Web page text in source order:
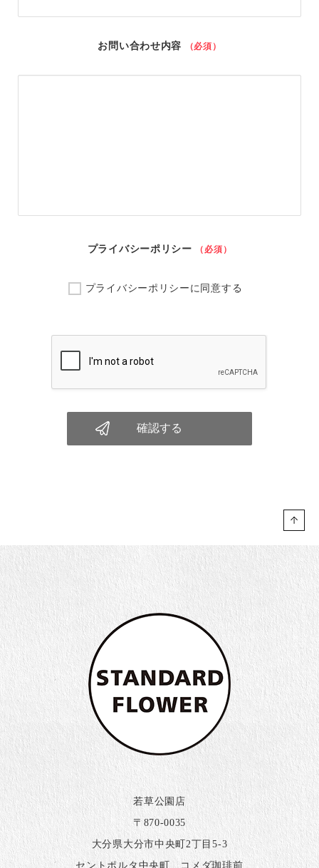
お問い合わせ内容 （必須）
プライバシーポリシー （必須）
プライバシーポリシー に同意する
若草公園店
〒870-0035
大分県大分市中央町2丁目5-3
セントポルタ中央町 コメダ珈琲前